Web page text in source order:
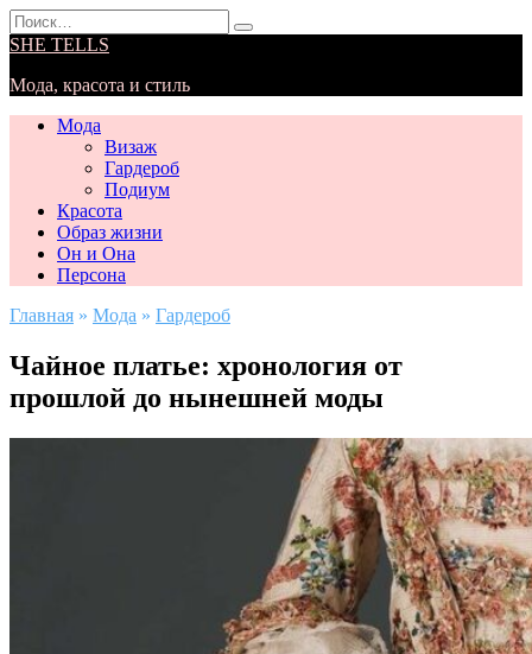
Перейти
к
Search
for:
SHE TELLS
Мода, красота и стиль
Мода
Визаж
Гардероб
Подиум
Красота
Образ жизни
Он и Она
Персона
Главная » Мода » Гардероб
Чайное платье: хронология от
прошлой до нынешней моды